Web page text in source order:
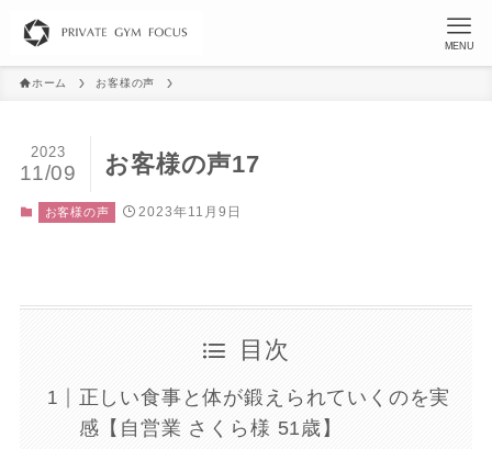
MENU
ホーム お客様の声
お客様の声17
2023
11/09
お客様の声 2023年11月9日
目次
正しい食事と体が鍛えられていくのを実
感【自営業 さくら様 51歳】